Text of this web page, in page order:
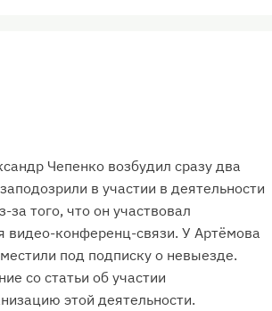
Чепенко возбудил сразу два
в участии в деятельности
того, что он участвовал
видео-конференц-связи. У Артёмова
под подписку о невыезде.
со статьи об участии
этой деятельности.